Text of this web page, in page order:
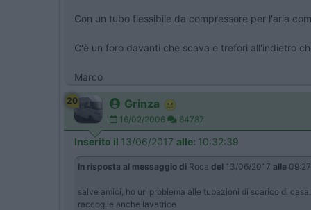
Con un tubo flessibile da compressore per l'aria
C'è un foro davanti che scava e trefori all'indietro
Marco
20 Grinza
16/02/2006 64787
Inserito il 13/06/2017 alle: 10:32:39
In risposta al messaggio di Roca del 13/06/2017 alle
salve amici, ho un problema alle tubazioni di scarico di
raccoglie anche lavatrice